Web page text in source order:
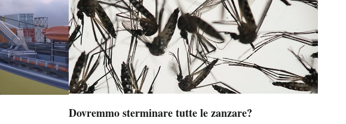
Dovremmo sterminare tutte le zanzare?